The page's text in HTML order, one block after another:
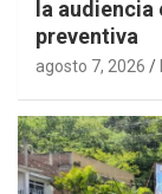
la
preventiva
agosto 7, 2026